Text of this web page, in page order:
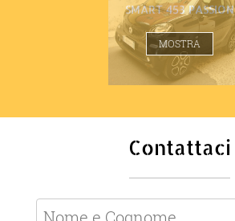
SMART 453 PASSION
MOSTRA
Contattaci